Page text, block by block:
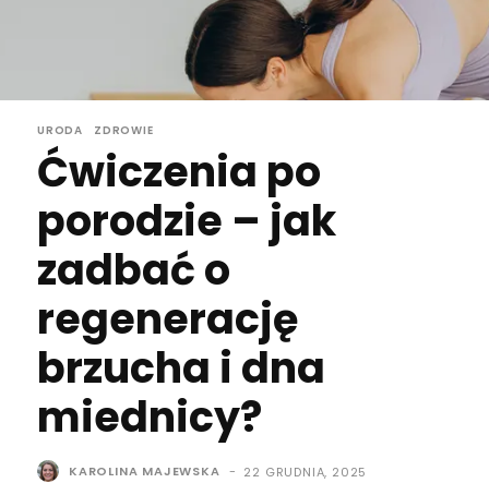
URODA ZDROWIE
Ćwiczenia po
porodzie – jak
zadbać o
regenerację
brzucha i dna
miednicy?
KAROLINA MAJEWSKA - 22 GRUDNIA, 2025